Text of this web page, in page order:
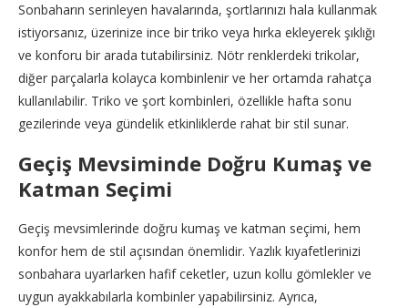
Sonbaharın serinleyen havalarında, şortlarınızı hala kullanmak
istiyorsanız, üzerinize ince bir triko veya hırka ekleyerek şıklığı
ve konforu bir arada tutabilirsiniz. Nötr renklerdeki trikolar,
diğer parçalarla kolayca kombinlenir ve her ortamda rahatça
kullanılabilir. Triko ve şort kombinleri, özellikle hafta sonu
gezilerinde veya gündelik etkinliklerde rahat bir stil sunar.
Geçiş Mevsiminde Doğru Kumaş ve
Katman Seçimi
Geçiş mevsimlerinde doğru kumaş ve katman seçimi, hem
konfor hem de stil açısından önemlidir. Yazlık kıyafetlerinizi
sonbahara uyarlarken hafif ceketler, uzun kollu gömlekler ve
uygun ayakkabılarla kombinler yapabilirsiniz. Ayrıca,